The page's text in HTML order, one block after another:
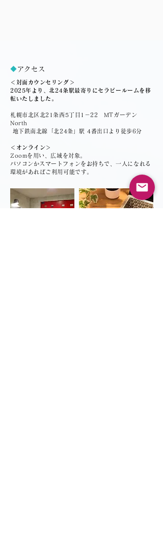
◆アクセス
＜対面カウンセリング＞
2025年より、北24条駅最寄りにセラピールームを移
転いたしました。
札幌市北区北21条西5丁目1－22 MTガーデン
North
地下鉄南北線「北24条」駅 4番出口より徒歩6分
＜オンライン＞
Zoomを用い、広域を対象。
​パソコンかスマートフォンをお持ちで、一人になれる
環境があればご利用可能です。